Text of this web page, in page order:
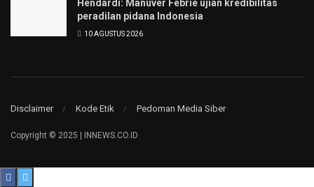
Hendardi: Manuver Febrie ujian kredibilitas
peradilan pidana Indonesia
10 AGUSTUS 2026
Disclaimer Kode Etik Pedoman Media Siber
Copyright © 2025 | INNEWS.CO.ID